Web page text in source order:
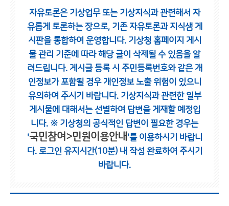
자유토론은 기상업무 또는 기상지식과 관련해서 자
유롭게 토론하는 장으로, 기존 자유토론과 지식샘 게
시판을 통합하여 운영합니다. 기상청 홈페이지 게시
물 관리 기준에 따라 해당 글이 삭제될 수 있음을 알
려드립니다. 게시글 등록 시 주민등록번호와 같은 개
인정보가 포함될 경우 개인정보 노출 위험이 있으니
유의하여 주시기 바랍니다. 기상지식과 관련한 일부
게시물에 대해서는 선별하여 답변을 게재할 예정입
니다. ※ 기상청의 공식적인 답변이 필요한 경우는
'국민참여>민원이용안내 '를 이용하시기 바랍니
다. 로그인 유지시간(10분) 내 작성 완료하여 주시기
바랍니다.